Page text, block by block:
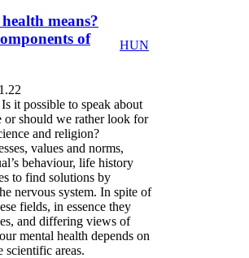
means?
of
HUN
it possible to speak about
or should we rather look for
and religion?
values and norms,
behaviour, life history
to find solutions by
nervous system. In spite of
fields, in essence they
and differing views of
mental health depends on
scientific areas.